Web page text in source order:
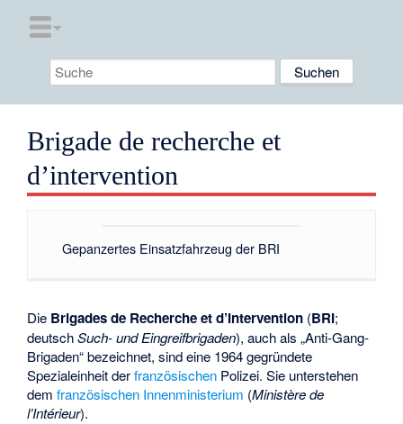
Brigade de recherche et
d’intervention
Gepanzertes Einsatzfahrzeug der BRI
Die Brigades de Recherche et d’Intervention (BRI;
deutschSuch- und Eingreifbrigaden), auch als „Anti-Gang-
Brigaden“ bezeichnet, sind eine 1964 gegründete
Spezialeinheit derfranzösischen Polizei. Sie unterstehen
demfranzösischen Innenministerium (Ministère de
l’Intérieur).